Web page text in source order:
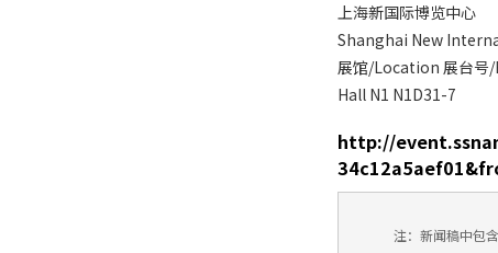
上海新国际博览中心
Shanghai New
展馆/Location 展台号
Hall N1 N1D31-7
http://
注：新闻稿中包